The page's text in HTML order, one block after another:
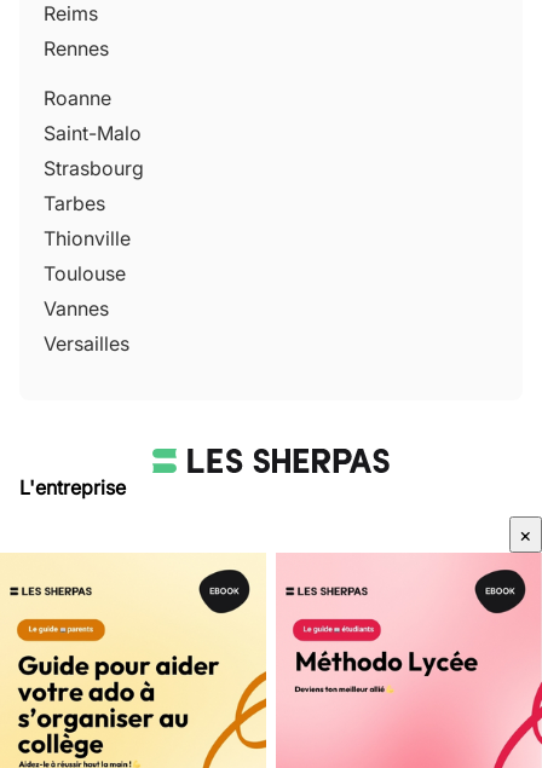
×
Reims
Rennes
Roanne
Saint-Malo
Strasbourg
Tarbes
Thionville
Toulouse
Vannes
Versailles
L'entreprise
Média Parents
Mentions légales
Besoin d'aide ?
Contactez-nous